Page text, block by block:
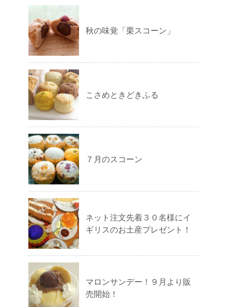
秋の味覚「栗スコーン」
こさめときどきふる
７月のスコーン
ネット注文先着３０名様にイ
ギリスのお土産プレゼント！
マロンサンデー！９月より販
売開始！